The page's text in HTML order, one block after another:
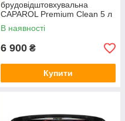
брудовідштовхувальна
CAPAROL Premium Clean 5 л
В наявності
6 900 ₴
Купити